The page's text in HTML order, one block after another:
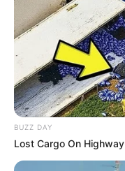
para Festa Infantil
Convite de
para Copiar
Como fazer
incrível?
BUZZ DAY
Lost Cargo On